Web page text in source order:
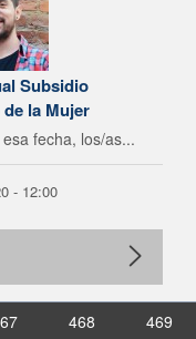
Subsidio
la Mujer
fecha, los/as...
- 12:00
468
469